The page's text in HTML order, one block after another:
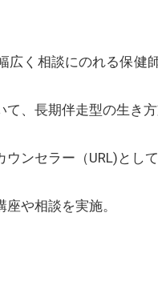
く相談にのれる保健
、長期伴走型の生き方
ンセラー（URL)として
や相談を実施。